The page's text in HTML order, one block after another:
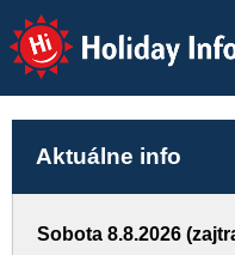
Holiday Info
Aktuálne info
Sobota 8.8.2026